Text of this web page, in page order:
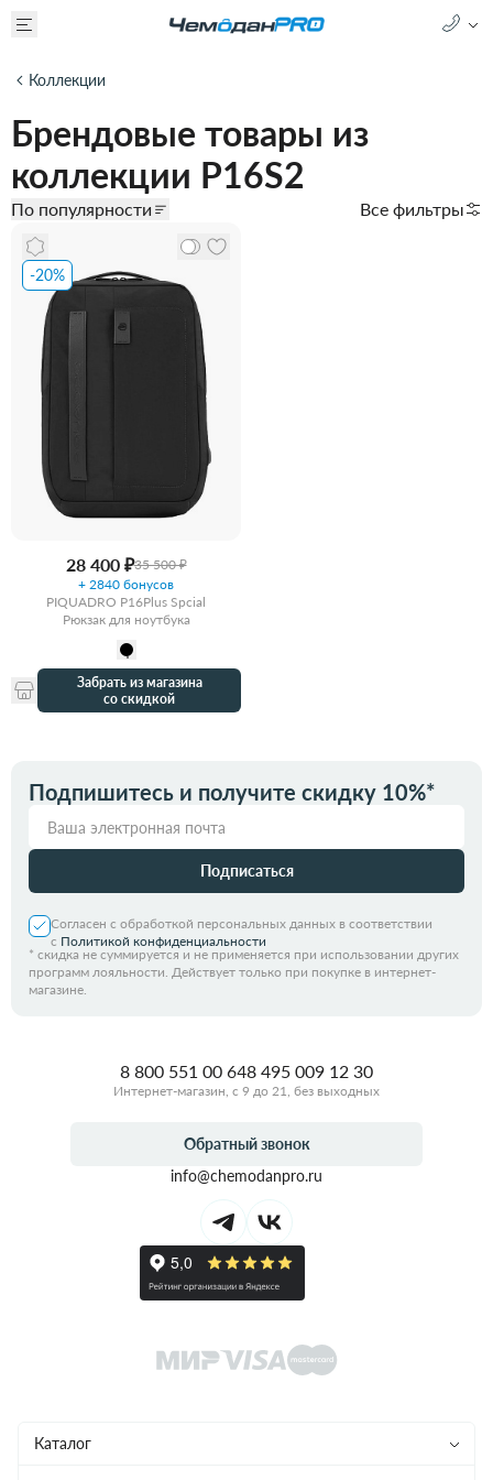
Коллекции
Брендовые товары из
коллекции P16S2
По популярности Все фильтры
-20%
28 400 ₽35 500 ₽
+ 2840 бонусов
PIQUADRO P16Plus Spcial
Рюкзак для ноутбука
Забрать из магазина
со скидкой
Подпишитесь и получите скидку 10%*
Подписаться
Согласен с обработкой персональных данных в соответствии
с Политикой конфиденциальности
* скидка не суммируется и не применяется при использовании других
программ лояльности. Действует только при покупке в интернет-
магазине.
Каталог
8 800 551 00 648 495 009 12 30
Интернет-магазин, с 9 до 21, без выходных
Обратный звонок
info@chemodanpro.ru